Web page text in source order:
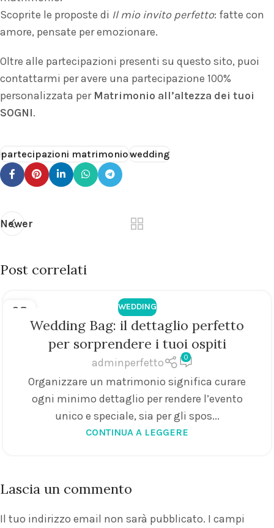
Scoprite le proposte di Il mio invito perfetto: fatte con
amore, pensate per emozionare.
Oltre alle partecipazioni presenti su questo sito, puoi
contattarmi per avere una partecipazione 100%
personalizzata per Matrimonio all’altezza dei tuoi
SOGNI.
partecipazioni matrimoniowedding
Newer
Post correlati
08 WEDDING
Wedding Bag: il dettaglio perfetto
per sorprendere i tuoi ospiti
adminperfetto 0
Organizzare un matrimonio significa curare
ogni minimo dettaglio per rendere l’evento
unico e speciale, sia per gli spos...
CONTINUA A LEGGERE
Lascia un commento
Il tuo indirizzo email non sarà pubblicato. I campi